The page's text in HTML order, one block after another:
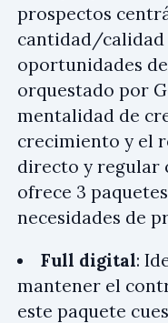
prospectos
cantidad/calidad
oportunidades
orquestado por
mentalidad de
crecimiento y el
directo y regular
ofrece 3
necesidades de
Full digital:
mantener el
este paquete